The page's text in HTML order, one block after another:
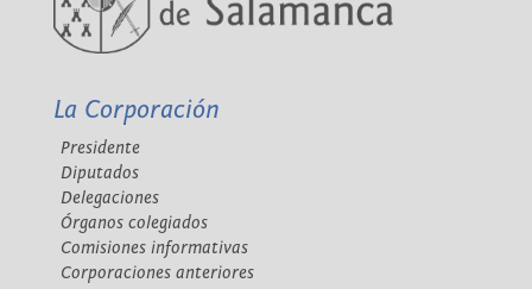
La Corporación
Presidente
Diputados
Delegaciones
Órganos colegiados
Comisiones informativas
Corporaciones anteriores